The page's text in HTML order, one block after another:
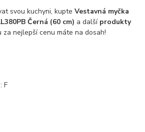
svou kuchyni, kupteVestavná myčka
Černá (60 cm) a další produkty
za nejlepší cenu máte na dosah!
F